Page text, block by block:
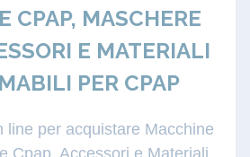
CPAP, MASCHERE
E MATERIALI
PER CPAP
line per acquistare Macchine